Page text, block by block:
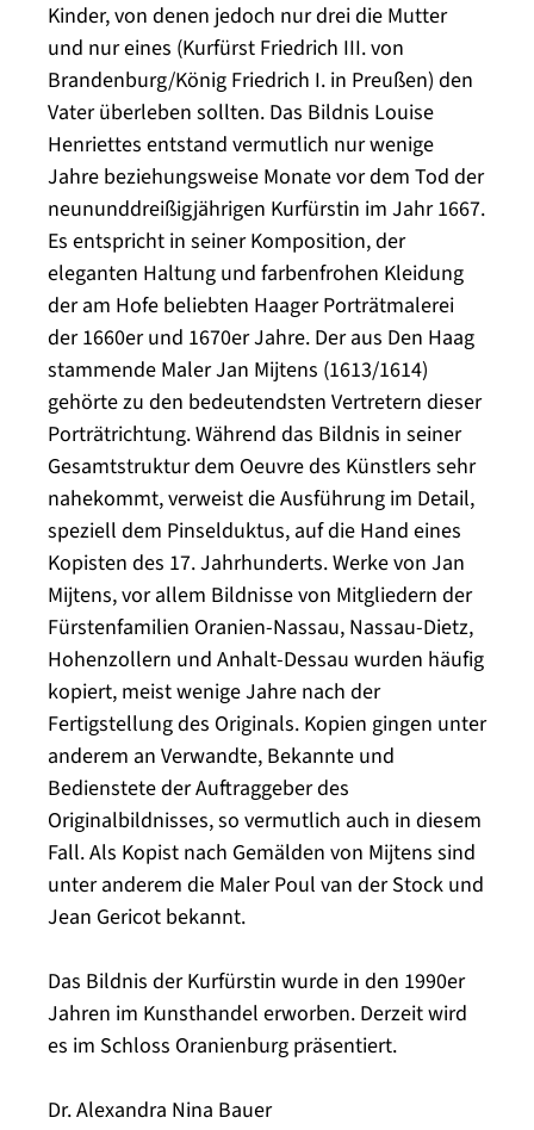
Kinder, von denen jedoch nur drei die Mutter
und nur eines (Kurfürst Friedrich III. von
Brandenburg/König Friedrich I. in Preußen) den
Vater überleben sollten. Das Bildnis Louise
Henriettes entstand vermutlich nur wenige
Jahre beziehungsweise Monate vor dem Tod der
neununddreißigjährigen Kurfürstin im Jahr 1667.
Es entspricht in seiner Komposition, der
eleganten Haltung und farbenfrohen Kleidung
der am Hofe beliebten Haager Porträtmalerei
der 1660er und 1670er Jahre. Der aus Den Haag
stammende Maler Jan Mijtens (1613/1614)
gehörte zu den bedeutendsten Vertretern dieser
Porträtrichtung. Während das Bildnis in seiner
Gesamtstruktur dem Oeuvre des Künstlers sehr
nahekommt, verweist die Ausführung im Detail,
speziell dem Pinselduktus, auf die Hand eines
Kopisten des 17. Jahrhunderts. Werke von Jan
Mijtens, vor allem Bildnisse von Mitgliedern der
Fürstenfamilien Oranien-Nassau, Nassau-Dietz,
Hohenzollern und Anhalt-Dessau wurden häufig
kopiert, meist wenige Jahre nach der
Fertigstellung des Originals. Kopien gingen unter
anderem an Verwandte, Bekannte und
Bedienstete der Auftraggeber des
Originalbildnisses, so vermutlich auch in diesem
Fall. Als Kopist nach Gemälden von Mijtens sind
unter anderem die Maler Poul van der Stock und
Jean Gericot bekannt.
Das Bildnis der Kurfürstin wurde in den 1990er
Jahren im Kunsthandel erworben. Derzeit wird
es im Schloss Oranienburg präsentiert.
Dr. Alexandra Nina Bauer